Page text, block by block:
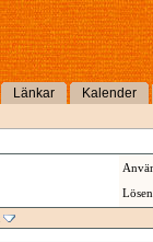
Länkar Kalender